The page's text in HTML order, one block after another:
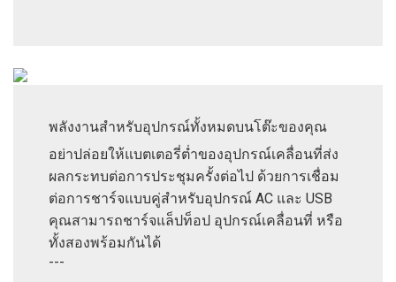
พลังงานสำหรับอุปกรณ์ทั้งหมดบนโต๊ะของคุณ
อย่าปล่อยให้แบตเตอรี่ต่ำของอุปกรณ์เคลื่อนที่ส่ง
ผลกระทบต่อการประชุมครั้งต่อไป ด้วยการเชื่อม
ต่อการชาร์จแบบคู่สำหรับอุปกรณ์ AC และ USB
คุณสามารถชาร์จแล็ปท็อป อุปกรณ์เคลื่อนที่ หรือ
ทั้งสองพร้อมกันได้
---